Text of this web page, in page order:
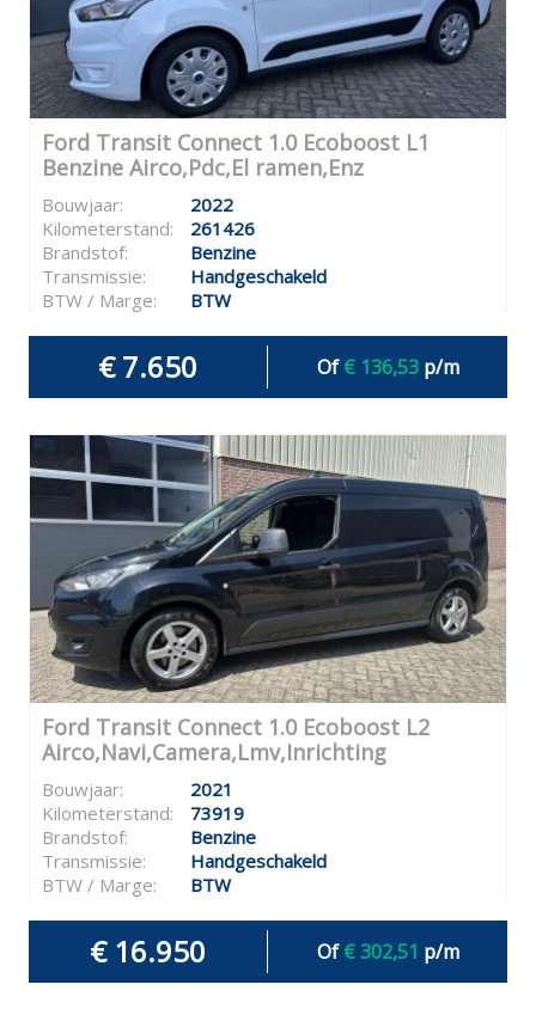
Ford Transit Connect 1.0 Ecoboost L1
Benzine Airco,Pdc,El ramen,Enz
Bouwjaar:
2022
Kilometerstand:
261426
Brandstof:
Benzine
Transmissie:
Handgeschakeld
BTW / Marge:
BTW
€ 7.650 Of€ 136,53p/m
Ford Transit Connect 1.0 Ecoboost L2
Airco,Navi,Camera,Lmv,Inrichting
Bouwjaar:
2021
Kilometerstand:
73919
Brandstof:
Benzine
Transmissie:
Handgeschakeld
BTW / Marge:
BTW
€ 16.950 Of€ 302,51 p/m